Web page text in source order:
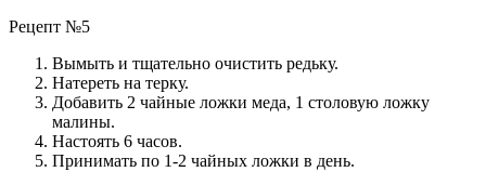
Рецепт №5
Вымыть и тщательно очистить редьку.
Натереть на терку.
Добавить 2 чайные ложки меда, 1 столовую ложку
малины.
Настоять 6 часов.
Принимать по 1-2 чайных ложки в день.